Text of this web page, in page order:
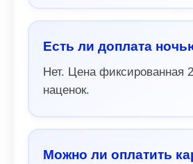
Есть ли доплата
Нет. Цена фиксированная
наценок.
Можно ли оплатить